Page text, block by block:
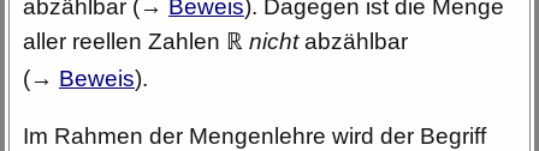
abzählbar (→ Beweis). Dagegen ist die Menge
aller reellen Zahlen ℝ nichtabzählbar
(→ Beweis).
Im Rahmen der Mengenlehre wird der Begriff